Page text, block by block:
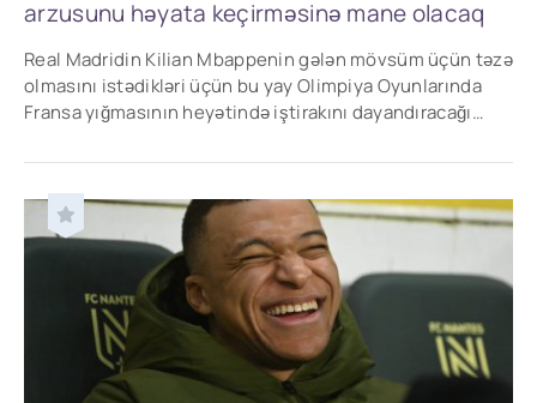
arzusunu həyata keçirməsinə mane olacaq
Real Madridin Kilian Mbappenin gələn mövsüm üçün təzə
olmasını istədikləri üçün bu yay Olimpiya Oyunlarında
Fransa yığmasının heyətində iştirakını dayandıracağı